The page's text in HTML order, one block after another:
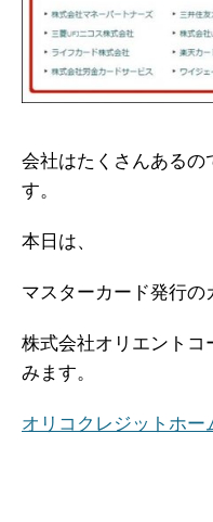
会社はたくさんあるの
す。
本日は、
マスターカード発行の
株式会社オリエントコ
みます。
オリコクレジットホー